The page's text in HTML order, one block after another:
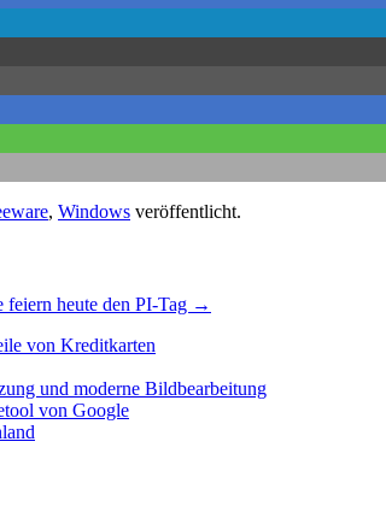
, Windows veröffentlicht.
heute den PI-Tag →
von Kreditkarten
und moderne Bildbearbeitung
von Google